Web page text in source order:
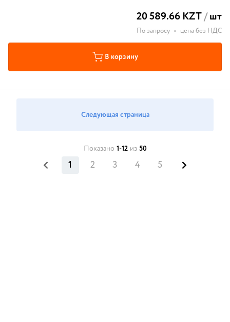
20 589.66 KZT/шт
По запросу • цена без НДС
В корзину
Следующая страница
Показано 1-12 из 50
1 2 3 4 5